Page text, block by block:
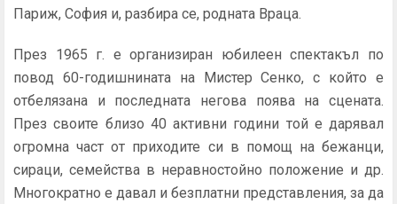
Париж, София и, разбира се, родната Враца.
През 1965 г. е организиран юбилеен спектакъл по
повод 60-годишнината на Мистер Сенко, с който е
отбелязана и последната негова поява на сцената.
През своите близо 40 активни години той е дарявал
огромна част от приходите си в помощ на бежанци,
сираци, семейства в неравностойно положение и др.
Многократно е давал и безплатни представления, за да